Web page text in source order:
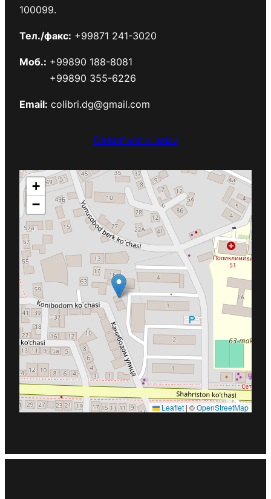
100099.
Тел./факс: +99871 241-3020
Моб.: +99890 188-8081
+99890 355-6226
Email: colibri.dg@gmail.com
Связаться с нами
+
−
Leaflet| ©OpenStreetMap